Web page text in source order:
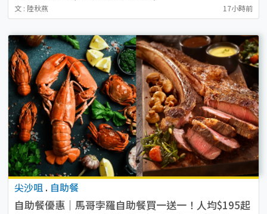
文 : 陸秋燕 17小時前
尖沙咀 . 自助餐
自助餐優惠｜馬哥孛羅自助餐買一送一！人均$195起